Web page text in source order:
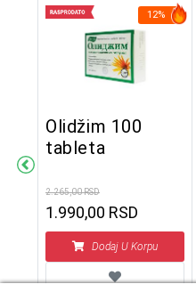
12%
Olidžim 100
tableta
2.265,00 RSD
1.990,00 RSD
Dodaj U Korpu